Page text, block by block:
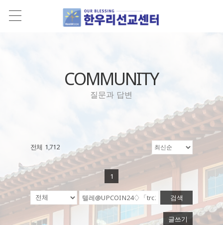
COMMUNITY
질문과 답변
전체 1,712
1
검색
글쓰기